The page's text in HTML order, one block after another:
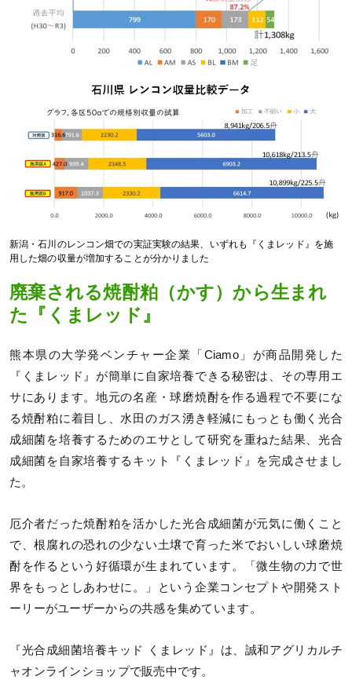
新潟・石川のレンコン畑での実証実験の結果、いずれも『くまレッド』を施
用した畑の収量が増加することが分かりました
廃棄される焼酎粕（かす）から生まれ
た『くまレッド』
熊本県の大学発ベンチャー企業「Ciamo」が商品開発した
『くまレッド』が簡単に自家培養できる秘密は、その専用エ
サにあります。地元の名産・球磨焼酎を作る過程で不要にな
る焼酎粕に着目し、水田のガス湧き軽減にもっとも働く光合
成細菌を培養するためのエサとして研究を重ねた結果、光合
成細菌を自家培養するキット『くまレッド』を完成させまし
た。
厄介者だった焼酎粕を活かした光合成細菌が元気に働くこと
で、根腐れの恐れの少ない土壌で育った米でおいしい球磨焼
酎を作るという好循環が生まれています。「微生物の力で世
界をもっとしあわせに。」という企業コンセプトや開発スト
ーリーがユーザーからの共感を集めています。
『光合成細菌培養キッド くまレッド』は、誠和アグリカルチ
ャオンラインショップで販売中です。